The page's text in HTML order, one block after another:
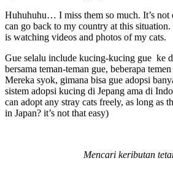
Huhuhuhu… I miss them so much. It’s not
can go back to my country at this
is watching videos and photos of my cats.
Gue selalu include kucing-kucing gue ke
bersama teman-teman gue, beberapa
Mereka syok, gimana bisa gue adopsi
sistem adopsi kucing di Jepang ama di
can adopt any stray cats freely, as long as
in Japan? it’s not that easy)
Mencari keributan